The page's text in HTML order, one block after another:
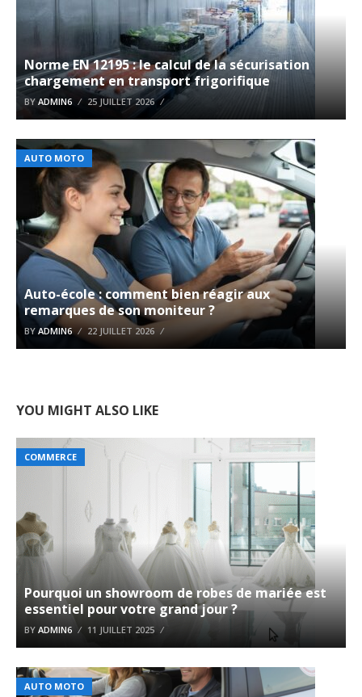
Norme EN 12195 : le calcul de la sécurisation
chargement en transport frigorifique
BY ADMIN6 25 JUILLET 2026
AUTO MOTO
Auto-école : comment bien réagir aux
remarques de son moniteur ?
BY ADMIN6 22 JUILLET 2026
YOU MIGHT ALSO LIKE
COMMERCE
Pourquoi un showroom de robes de mariée est
essentiel pour votre grand jour ?
BY ADMIN6 11 JUILLET 2025
AUTO MOTO